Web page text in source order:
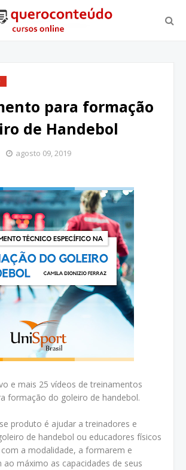
para formação
de Handebol
agosto 09, 2019
e mais 25 vídeos de treinamentos
formação do goleiro de handebol.
produto é ajudar a treinadores e
de handebol ou educadores físicos
a modalidade, a formarem e
ao máximo as capacidades de seus